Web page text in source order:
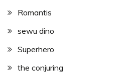
Romantis
sewu dino
Superhero
the conjuring